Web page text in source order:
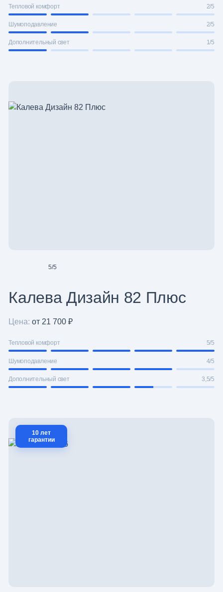
Тепловой комфорт 2/5
Шумоподавление 2/5
Дополнительный свет 1/5
5/5
Калева Дизайн 82 Плюс
Цена: от 21 700 ₽
Тепловой комфорт 5/5
Шумоподавление 4/5
Дополнительный свет 3,5/5
10 лет
гарантии